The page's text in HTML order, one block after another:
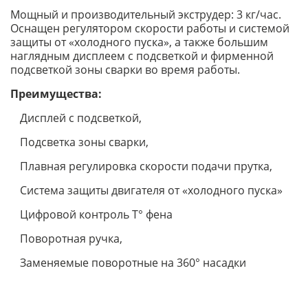
Мощный и производительный экструдер: 3 кг/час.
Оснащен регулятором скорости работы и системой
защиты от «холодного пуска», а также большим
наглядным дисплеем с подсветкой и фирменной
подсветкой зоны сварки во время работы.
Преимущества:
Дисплей с подсветкой,
Подсветка зоны сварки,
Плавная регулировка скорости подачи прутка,
Система защиты двигателя от «холодного пуска»
Цифровой контроль T° фена
Поворотная ручка,
Заменяемые поворотные на 360° насадки